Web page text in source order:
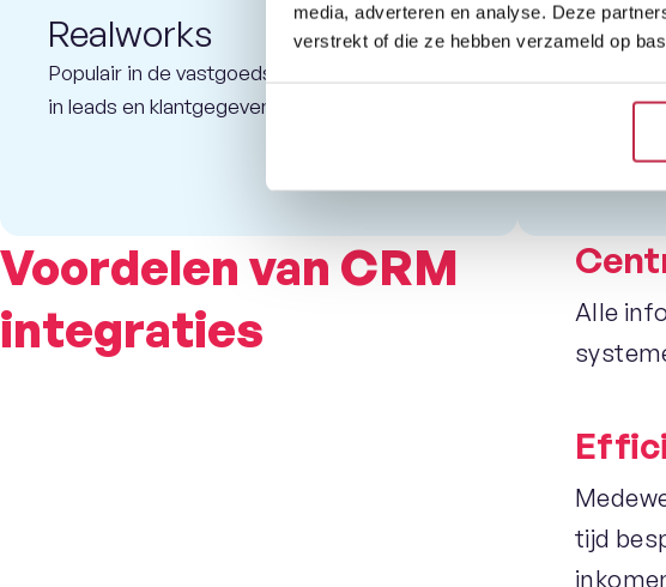
media, adverteren en analyse. Deze
verstrekt of die ze hebben verzameld op
Realworks
Populair in de vastgoedsector: direct inzicht
in leads en klantgegevens.
speel
Voordelen van CRM
integraties
Alle
tijd